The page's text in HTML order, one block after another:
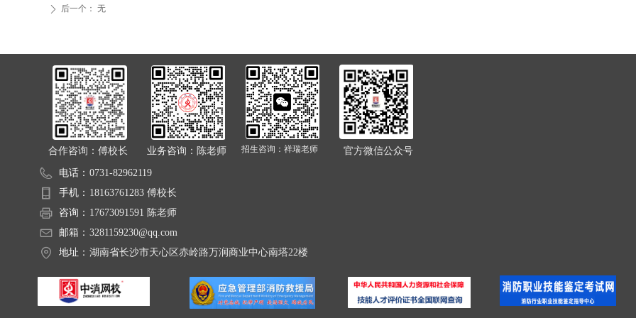
ꄲ 后一个： 无
合作咨询：傅校长 业务咨询：陈老师 官方微信公众号
招生咨询：祥瑞老师
电话： 0731-82962119
手机： 18163761283 傅校长
咨询： 17673091591 陈老师
邮箱： 3281159230@qq.com
地址： 湖南省长沙市天心区赤岭路万润商业中心南塔22楼